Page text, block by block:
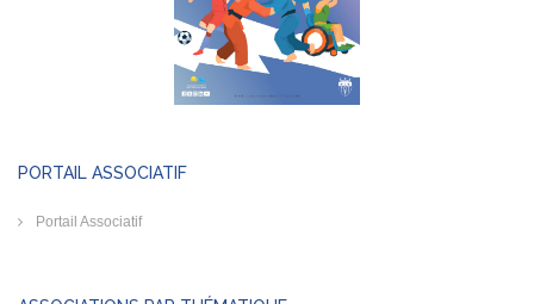
PORTAIL ASSOCIATIF
Portail Associatif